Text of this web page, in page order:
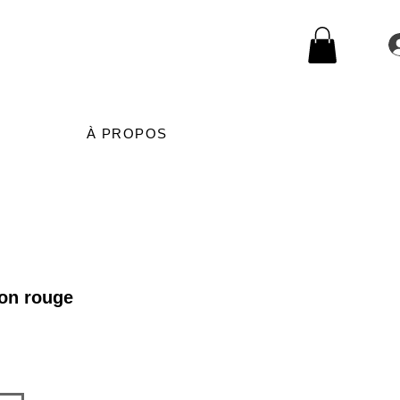
À PROPOS
rouge